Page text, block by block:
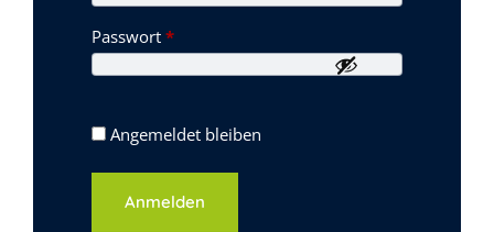
Passwort *Erforderlich
Angemeldet bleiben
Anmelden